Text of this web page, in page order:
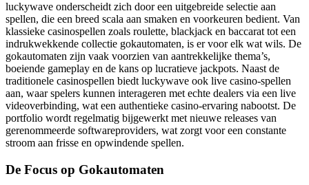
luckywave onderscheidt zich door een uitgebreide selectie aan
spellen, die een breed scala aan smaken en voorkeuren bedient. Van
klassieke casinospellen zoals roulette, blackjack en baccarat tot een
indrukwekkende collectie gokautomaten, is er voor elk wat wils. De
gokautomaten zijn vaak voorzien van aantrekkelijke thema’s,
boeiende gameplay en de kans op lucratieve jackpots. Naast de
traditionele casinospellen biedt luckywave ook live casino-spellen
aan, waar spelers kunnen interageren met echte dealers via een live
videoverbinding, wat een authentieke casino-ervaring nabootst. De
portfolio wordt regelmatig bijgewerkt met nieuwe releases van
gerenommeerde softwareproviders, wat zorgt voor een constante
stroom aan frisse en opwindende spellen.
De Focus op Gokautomaten